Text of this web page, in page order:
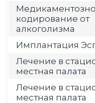
кодирование от
алкоголизма
Имплантация
Лечение в
местная палата
Лечение в
местная палата